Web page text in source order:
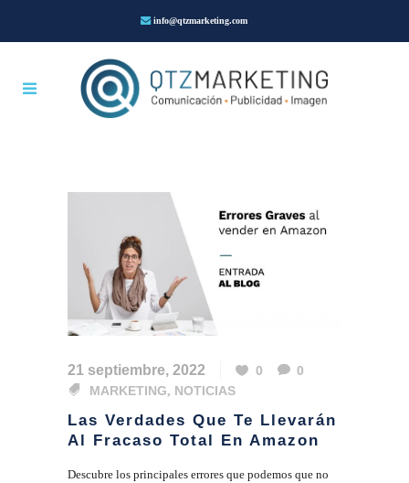
info@qtzmarketing.com
21 septiembre, 2022 0
0
MARKETING, NOTICIAS
Las Verdades Que Te Llevarán
Al Fracaso Total En Amazon
Descubre los principales errores que podemos que no